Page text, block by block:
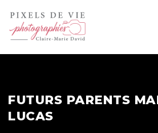
FUTURS PARENTS
LUCAS